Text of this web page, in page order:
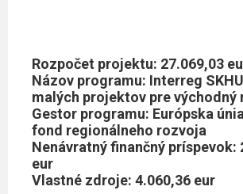
Rozpočet projektu: 27.069,03
Názov programu: Interreg
malých projektov pre východný
Gestor programu: Európska
fond regionálneho rozvoja
Nenávratný finančný príspevok:
eur
Vlastné zdroje: 4.060,36 eur